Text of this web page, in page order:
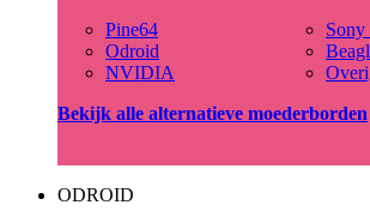
Pine64
Odroid
NVIDIA
Sony
Bekijk alle alternatieve moederborden
ODROID